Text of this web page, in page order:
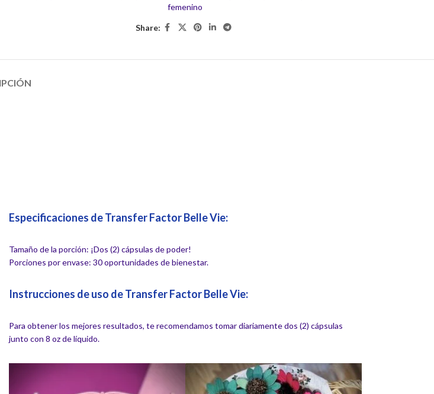
femenino
Share:
Especificaciones de Transfer Factor Belle Vie:
Tamaño de la porción: ¡Dos (2) cápsulas de poder!
Porciones por envase: 30 oportunidades de bienestar.
Instrucciones de uso de Transfer Factor Belle Vie:
Para obtener los mejores resultados, te recomendamos tomar diariamente dos (2) cápsulas
junto con 8 oz de líquido.